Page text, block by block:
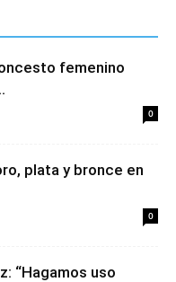
femenino
0
plata y bronce en
0
“Hagamos uso